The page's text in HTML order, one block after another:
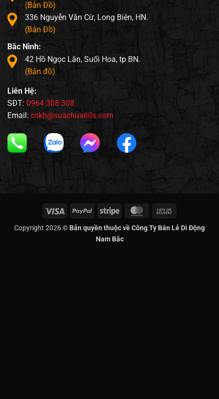
(Bản Đồ)
336 Nguyễn Văn Cừ, Long Biên, HN.
(Bản Đồ)
Bắc Ninh:
42 Hồ Ngọc Lân, Suối Hoa, tp BN.
(Bản đồ)
Liên Hệ:
SĐT: 0964.308.308
Email: cskh@suachua60s.com
Visa PayPal Stripe MasterCard
Delivery
Copyright 2026 © Bản quyền thuộc về Công Ty Bán Lẻ Di Động
Nam Bắc